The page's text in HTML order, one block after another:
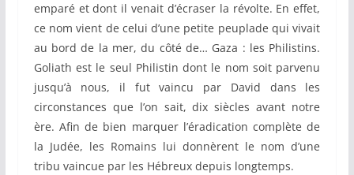
emparé et dont il venait d’écraser la révolte. En effet,
ce nom vient de celui d’une petite peuplade qui vivait
au bord de la mer, du côté de… Gaza : les Philistins.
Goliath est le seul Philistin dont le nom soit parvenu
jusqu’à nous, il fut vaincu par David dans les
circonstances que l’on sait, dix siècles avant notre
ère. Afin de bien marquer l’éradication complète de
la Judée, les Romains lui donnèrent le nom d’une
tribu vaincue par les Hébreux depuis longtemps.